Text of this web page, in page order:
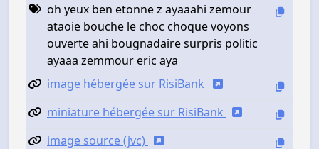
oh yeux ben etonne z ayaaahi zemour
ataoie bouche le choc choque voyons
ouverte ahi bougnadaire surpris politic
ayaaa zemmour eric aya
image hébergée sur RisiBank
miniature hébergée sur RisiBank
image source (jvc)